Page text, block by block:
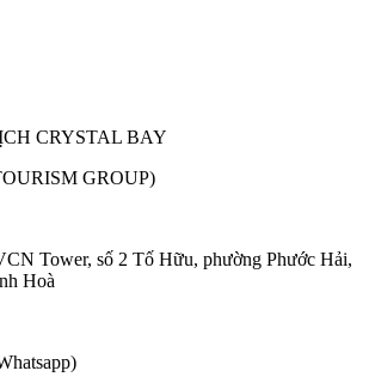
CRYSTAL BAY
GROUP)
Tower, số 2 Tố Hữu, phường Phước Hải,
Hoà